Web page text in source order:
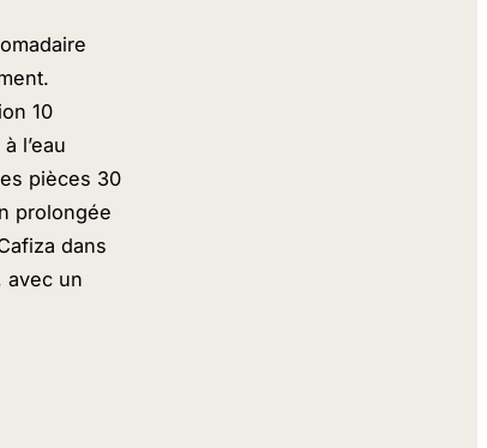
10
l’eau
pièces 30
prolongée
dans
avec un